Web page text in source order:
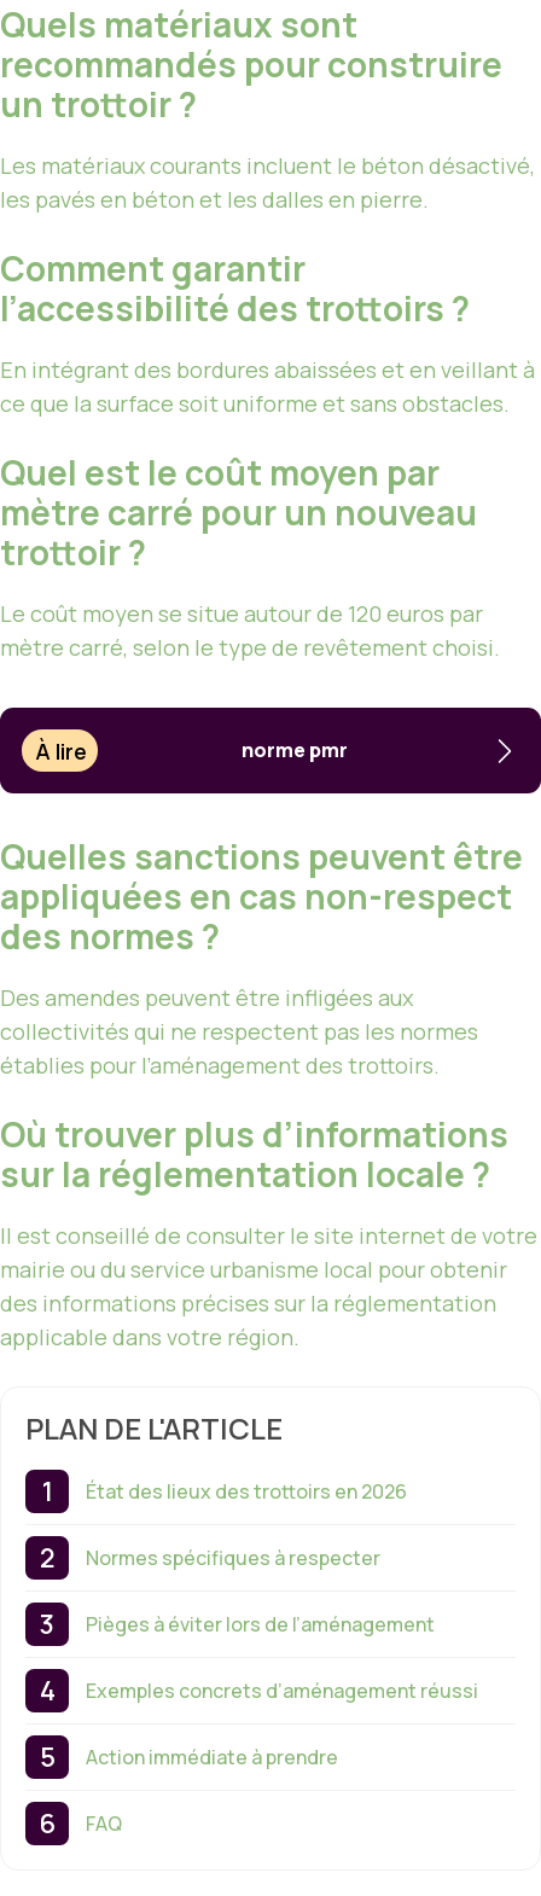
Quels matériaux sont
recommandés pour construire
un trottoir ?
Les matériaux courants incluent le béton désactivé,
les pavés en béton et les dalles en pierre.
Comment garantir
l’accessibilité des trottoirs ?
En intégrant des bordures abaissées et en veillant à
ce que la surface soit uniforme et sans obstacles.
Quel est le coût moyen par
mètre carré pour un nouveau
trottoir ?
Le coût moyen se situe autour de 120 euros par
mètre carré, selon le type de revêtement choisi.
À lire norme pmr
Quelles sanctions peuvent être
appliquées en cas non-respect
des normes ?
Des amendes peuvent être infligées aux
collectivités qui ne respectent pas les normes
établies pour l’aménagement des trottoirs.
Où trouver plus d’informations
sur la réglementation locale ?
Il est conseillé de consulter le site internet de votre
mairie ou du service urbanisme local pour obtenir
des informations précises sur la réglementation
applicable dans votre région.
PLAN DE L'ARTICLE
État des lieux des trottoirs en 2026
Normes spécifiques à respecter
Pièges à éviter lors de l’aménagement
Exemples concrets d’aménagement réussi
Action immédiate à prendre
FAQ